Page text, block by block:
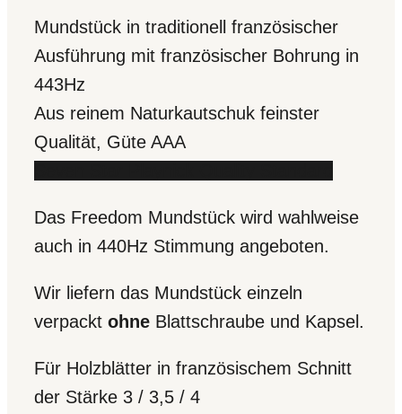
Mundstück in traditionell französischer
Ausführung mit französischer Bohrung in
443Hz
Aus reinem Naturkautschuk feinster
Qualität, Güte AAA
Das Freedom Mundstück wird wahlweise
auch in 440Hz Stimmung angeboten.
Wir liefern das Mundstück einzeln
verpackt ohne Blattschraube und Kapsel.
Für Holzblätter in französischem Schnitt
der Stärke 3 / 3,5 / 4